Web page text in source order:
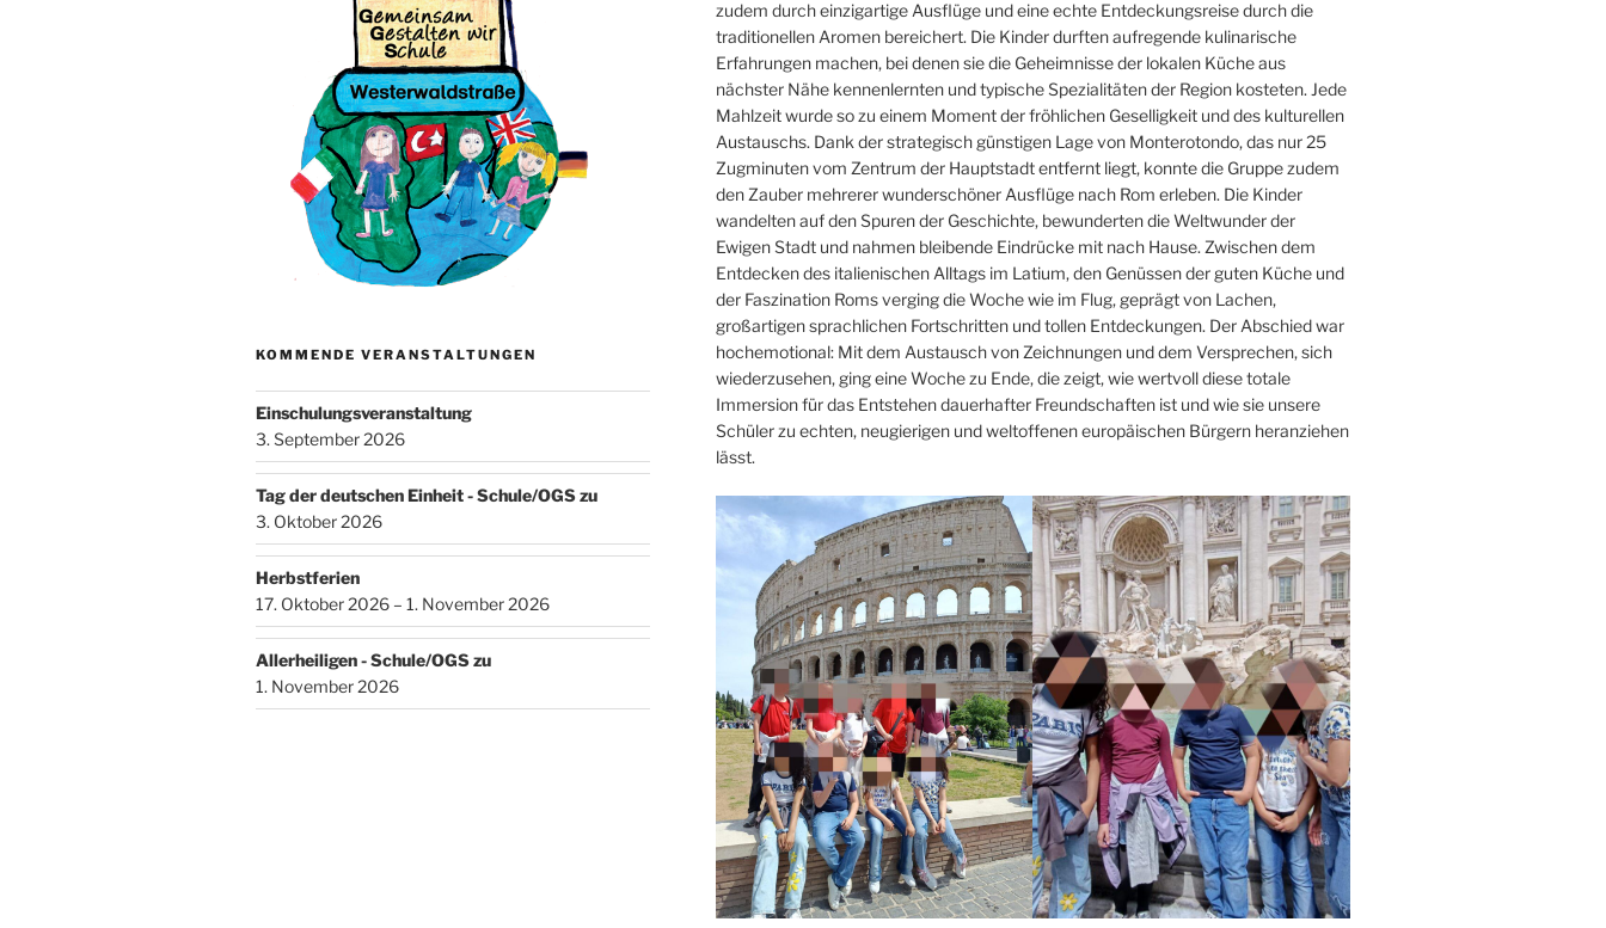
KOMMENDE VERANSTALTUNGEN
Einschulungsveranstaltung
3. September 2026
Tag der deutschen Einheit - Schule/OGS zu
3. Oktober 2026
Herbstferien
17. Oktober 2026 – 1. November 2026
Allerheiligen - Schule/OGS zu
1. November 2026
zudem durch einzigartige Ausflüge und eine echte Entdeckungsreise durch die
traditionellen Aromen bereichert. Die Kinder durften aufregende kulinarische
Erfahrungen machen, bei denen sie die Geheimnisse der lokalen Küche aus
nächster Nähe kennenlernten und typische Spezialitäten der Region kosteten. Jede
Mahlzeit wurde so zu einem Moment der fröhlichen Geselligkeit und des kulturellen
Austauschs. Dank der strategisch günstigen Lage von Monterotondo, das nur 25
Zugminuten vom Zentrum der Hauptstadt entfernt liegt, konnte die Gruppe zudem
den Zauber mehrerer wunderschöner Ausflüge nach Rom erleben. Die Kinder
wandelten auf den Spuren der Geschichte, bewunderten die Weltwunder der
Ewigen Stadt und nahmen bleibende Eindrücke mit nach Hause. Zwischen dem
Entdecken des italienischen Alltags im Latium, den Genüssen der guten Küche und
der Faszination Roms verging die Woche wie im Flug, geprägt von Lachen,
großartigen sprachlichen Fortschritten und tollen Entdeckungen. Der Abschied war
hochemotional: Mit dem Austausch von Zeichnungen und dem Versprechen, sich
wiederzusehen, ging eine Woche zu Ende, die zeigt, wie wertvoll diese totale
Immersion für das Entstehen dauerhafter Freundschaften ist und wie sie unsere
Schüler zu echten, neugierigen und weltoffenen europäischen Bürgern heranziehen
lässt.